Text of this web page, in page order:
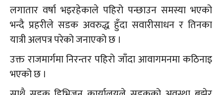
लगातार वर्षा भइरहेकाले पहिरो पन्छाउन समस्या भएको
भन्दै प्रहरीले सडक अवरुद्ध हुँदा सवारीसाधन र तिनका
यात्री अलपत्र परेको जनाएको छ ।
उक्त राजमार्गमा निरन्तर पहिरो जाँदा आवागमनमा कठिनाइ
भएको छ ।